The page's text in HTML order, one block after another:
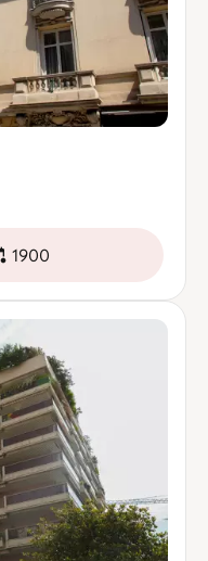
1900